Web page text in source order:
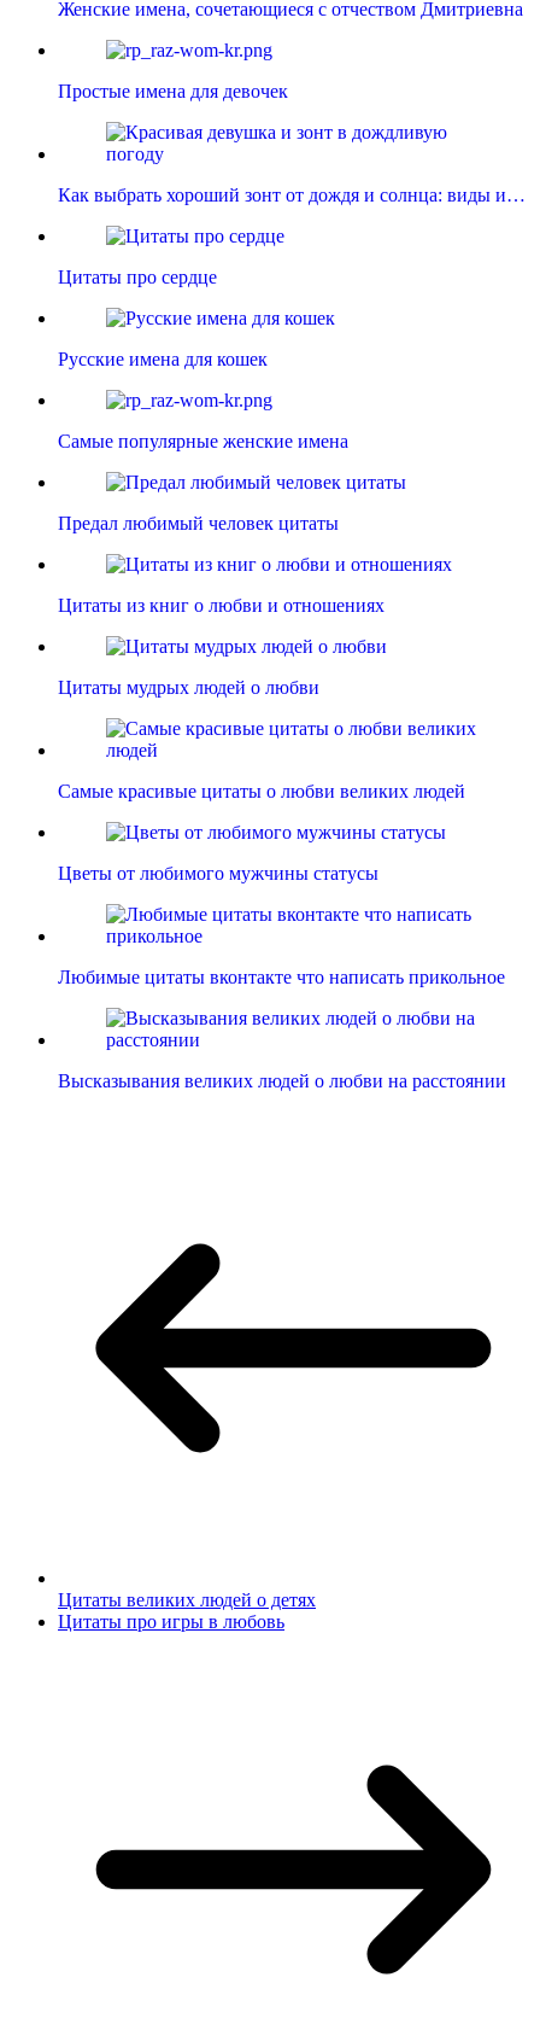
Женские имена, сочетающиеся с отчеством Дмитриевна
Простые имена для девочек
Как выбрать хороший зонт от дождя и солнца: виды и…
Цитаты про сердце
Русские имена для кошек
Самые популярные женские имена
Предал любимый человек цитаты
Цитаты из книг о любви и отношениях
Цитаты мудрых людей о любви
Самые красивые цитаты о любви великих людей
Цветы от любимого мужчины статусы
Любимые цитаты вконтакте что написать прикольное
Высказывания великих людей о любви на расстоянии
Цитаты великих людей о детях
Цитаты про игры в любовь